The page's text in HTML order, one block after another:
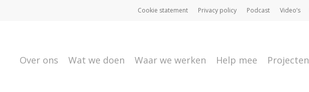
Cookie statement Privacy policy Podcast Video’s
Over ons Wat we doen Waar we werken Help mee Projecten